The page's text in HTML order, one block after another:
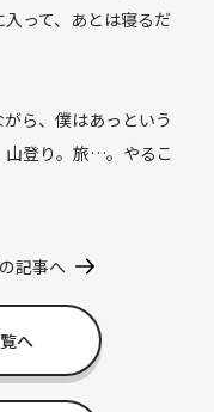
って、あとは寝るだ
ら、僕はあっという
山登り。旅…。やるこ
記事へ
へ